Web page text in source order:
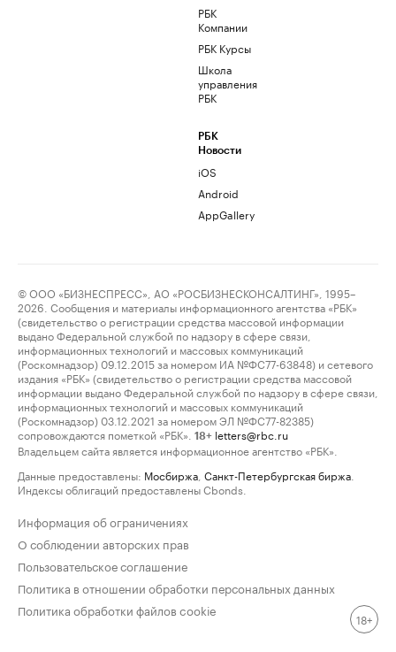
РБК
Компании
РБК Курсы
Школа
управления
РБК
РБК
Новости
iOS
Android
AppGallery
© ООО «БИЗНЕСПРЕСС», АО «РОСБИЗНЕСКОНСАЛТИНГ», 1995–
2026. Сообщения и материалы информационного агентства «РБК»
(свидетельство о регистрации средства массовой информации
выдано Федеральной службой по надзору в сфере связи,
информационных технологий и массовых коммуникаций
(Роскомнадзор) 09.12.2015 за номером ИА №ФС77-63848) и сетевого
издания «РБК» (свидетельство о регистрации средства массовой
информации выдано Федеральной службой по надзору в сфере связи,
информационных технологий и массовых коммуникаций
(Роскомнадзор) 03.12.2021 за номером ЭЛ №ФС77-82385)
сопровождаются пометкой «РБК».
18+ letters@rbc.ru
Владельцем сайта является информационное агентство «РБК».
Данные предоставлены: Мосбиржа Санкт-Петербургская биржа
Индексы облигаций предоставлены Cbonds.
Информация об ограничениях
О соблюдении авторских прав
Пользовательское соглашение
Политика в отношении обработки персональных данных
Политика обработки файлов cookie
18+